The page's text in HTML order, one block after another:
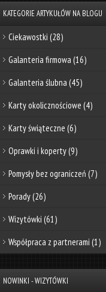
KATEGORIE ARTYKUŁÓW NA BLOGU
Ciekawostki (28)
Galanteria firmowa (16)
Galanteria ślubna (45)
Karty okolicznościowe (4)
Karty świąteczne (6)
Oprawki i koperty(9)
Pomysły bez ograniczeń (7)
Porady(26)
Wizytówki (61)
Współpraca z partnerami (1)
NOWINKI - WIZYTÓWKI